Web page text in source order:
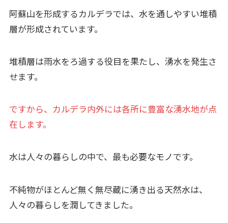
阿蘇山を形成するカルデラでは、水を通しやすい堆積
層が形成されています。
堆積層は雨水をろ過する役目を果たし、湧水を発生さ
せます。
ですから、カルデラ内外には各所に豊富な湧水地が点
在します。
水は人々の暮らしの中で、最も必要なモノです。
不純物がほとんど無く無尽蔵に湧き出る天然水は、
人々の暮らしを潤してきました。